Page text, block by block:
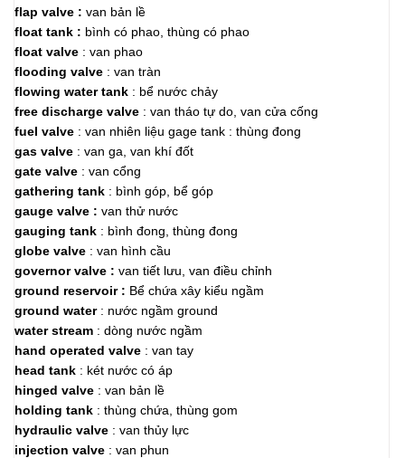
flap valve : van bản lề
float tank : bình có phao, thùng có phao
float valve: van phao
flooding valve: van tràn
flowing water tank : bể nước chảy
free discharge valve: van tháo tự do, van cửa cống
fuel valve : van nhiên liệu gage tank : thùng đong
gas valve : van ga, van khí đốt
gate valve: van cổng
gathering tank : bình góp, bể góp
gauge valve : van thử nước
gauging tank : bình đong, thùng đong
globe valve : van hình cầu
governor valve : van tiết lưu, van điều chỉnh
ground reservoir : Bể chứa xây kiểu ngầm
ground water : nước ngầm ground
water stream : dòng nước ngầm
hand operated valve: van tay
head tank: két nước có áp
hinged valve: van bản lề
holding tank : thùng chứa, thùng gom
hydraulic valve : van thủy lực
injection valve : van phun